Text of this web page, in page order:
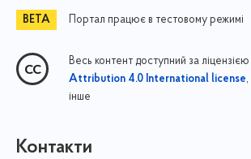
Портал працює в тестовому режимі
Весь контент доступний за ліцензією
Attribution 4.0 International license
інше
Контакти